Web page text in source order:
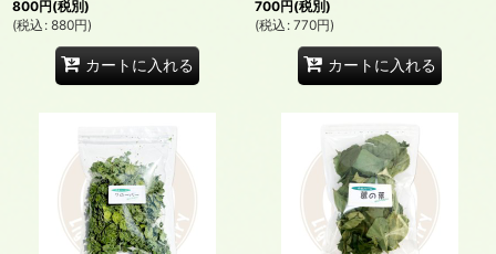
800円(税別)
(税込 : 880円)
カートに入れる
700円(税別)
(税込 : 770円)
カートに入れる